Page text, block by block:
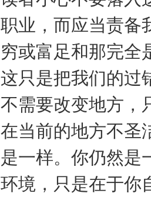
职业，而应当责备
穷或富足和那完全
这只是把我们的过
不需要改变地方，
在当前的地方不圣
是一样。你仍然是
环境，只是在于你